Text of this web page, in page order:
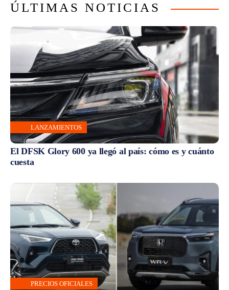
ÚLTIMAS NOTICIAS
LANZAMIENTOS
El DFSK Glory 600 ya llegó al país: cómo es y cuánto
cuesta
PRECIOS OFICIALES